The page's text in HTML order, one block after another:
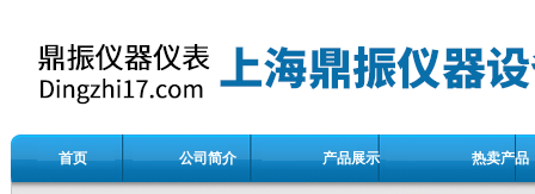
首页 公司简介 产品展示 热卖产品